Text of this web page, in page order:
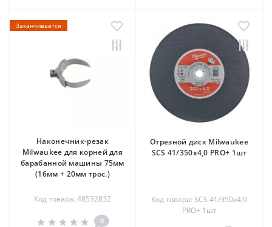
Заканчивается
Наконечник-резак
Milwaukee для корней для
барабанной машины 75мм
(16мм + 20мм трос.)
Код товара: 48532832
0
Отрезной диск Milwaukee
SCS 41/350х4,0 PRO+ 1шт
Код товара: SCS 41/350х4,0
PRO+ 1шт